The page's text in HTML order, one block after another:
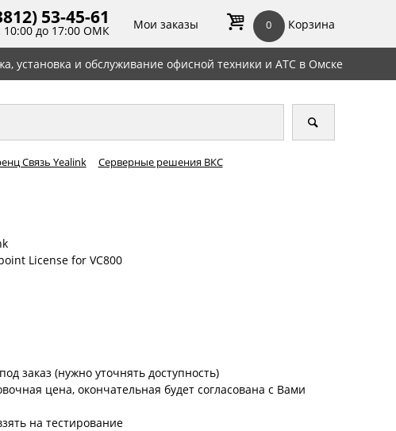
53-45-61
10:00 до 17:00 ОМК Мои заказы 0 Корзина
установка и обслуживание офисной техники и АТС в Омске
Связь Yealink
Серверные решения ВКС
License for VC800
заказ (нужно уточнять доступность)
цена, окончательная будет согласована с Вами
на тестирование